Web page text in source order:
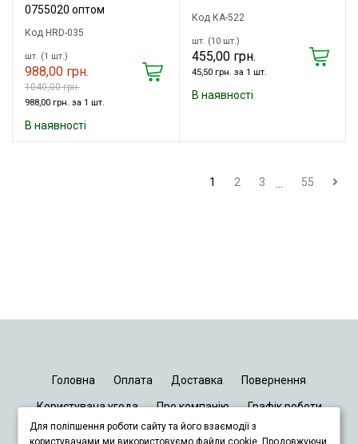
0755020 оптом
Код HRD-035
шт. (1 шт.)
988,00 грн.
1040,00 грн.
988,00 грн. за 1 шт.
В наявності
Код КА-522
шт. (10 шт.)
455,00 грн.
45,50 грн. за 1 шт.
В наявності
1 2 3 55
Головна Оплата Доставка Повернення
Користувача угода Про компанію Графік роботи
Київ Дніпро Запоріжжя Львів
Для поліпшення роботи сайту та його взаємодії з
користувачами ми використовуємо файли cookie. Продовжуючи